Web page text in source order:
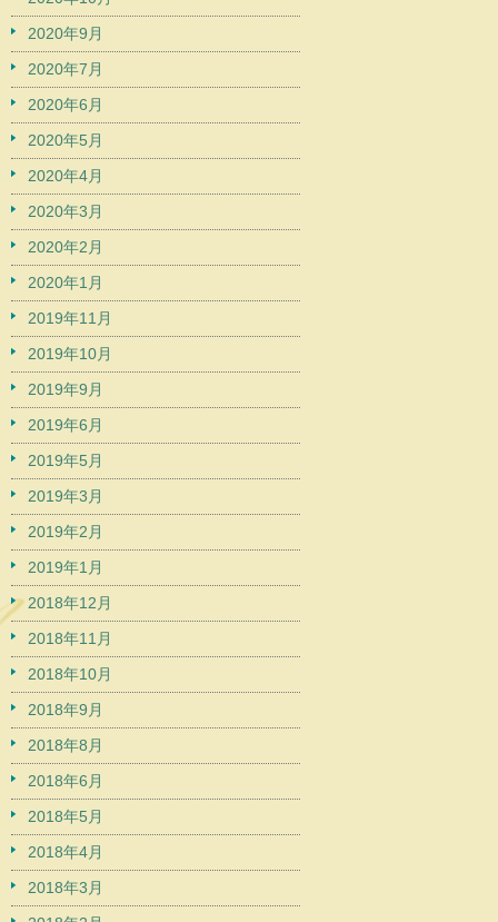
2020年9月
2020年7月
2020年6月
2020年5月
2020年4月
2020年3月
2020年2月
2020年1月
2019年11月
2019年10月
2019年9月
2019年6月
2019年5月
2019年3月
2019年2月
2019年1月
2018年12月
2018年11月
2018年10月
2018年9月
2018年8月
2018年6月
2018年5月
2018年4月
2018年3月